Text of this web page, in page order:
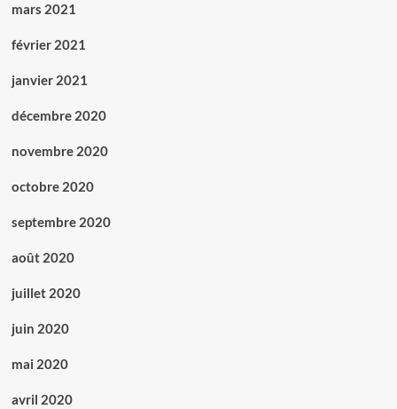
mars 2021
février 2021
janvier 2021
décembre 2020
novembre 2020
octobre 2020
septembre 2020
août 2020
juillet 2020
juin 2020
mai 2020
avril 2020